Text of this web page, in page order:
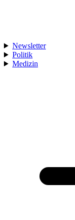
Newsletter
Politik
Medizin